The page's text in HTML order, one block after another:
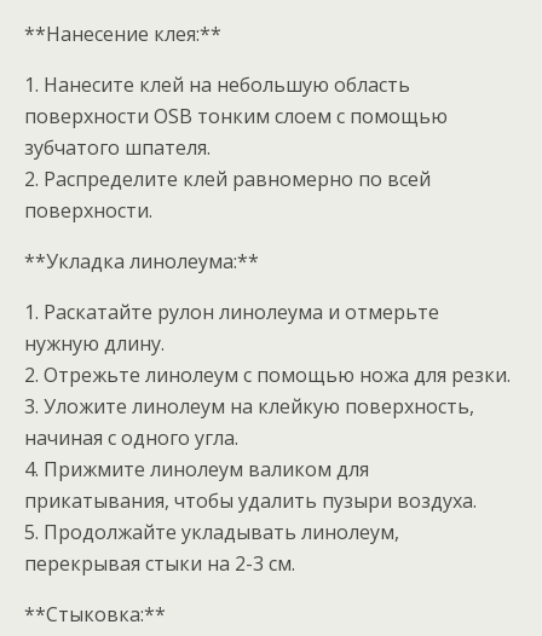
**Нанесение клея:**
1. Нанесите клей на небольшую область
поверхности OSB тонким слоем с помощью
зубчатого шпателя.
2. Распределите клей равномерно по всей
поверхности.
**Укладка линолеума:**
1. Раскатайте рулон линолеума и отмерьте
нужную длину.
2. Отрежьте линолеум с помощью ножа для резки.
3. Уложите линолеум на клейкую поверхность,
начиная с одного угла.
4. Прижмите линолеум валиком для
прикатывания, чтобы удалить пузыри воздуха.
5. Продолжайте укладывать линолеум,
перекрывая стыки на 2-3 см.
**Стыковка:**